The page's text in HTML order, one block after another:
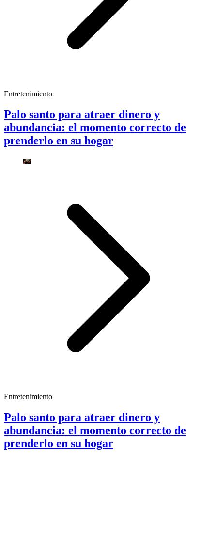
Entretenimiento
Palo santo para atraer dinero y
abundancia: el momento correcto de
prenderlo en su hogar
Entretenimiento
Palo santo para atraer dinero y
abundancia: el momento correcto de
prenderlo en su hogar